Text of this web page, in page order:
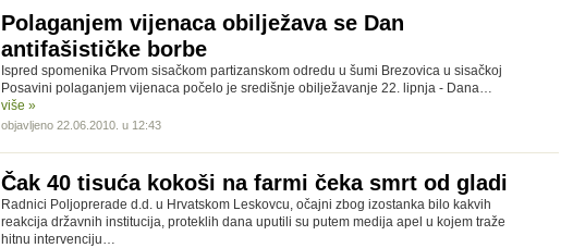
Polaganjem vijenaca obilježava se Dan
antifašističke borbe
Ispred spomenika Prvom sisačkom partizanskom odredu u šumi Brezovica u sisačkoj
Posavini polaganjem vijenaca počelo je središnje obilježavanje 22. lipnja - Dana…
više »
objavljeno 22.06.2010. u 12:43
Čak 40 tisuća kokoši na farmi čeka smrt od gladi
Radnici Poljoprerade d.d. u Hrvatskom Leskovcu, očajni zbog izostanka bilo kakvih
reakcija državnih institucija, proteklih dana uputili su putem medija apel u kojem traže
hitnu intervenciju…